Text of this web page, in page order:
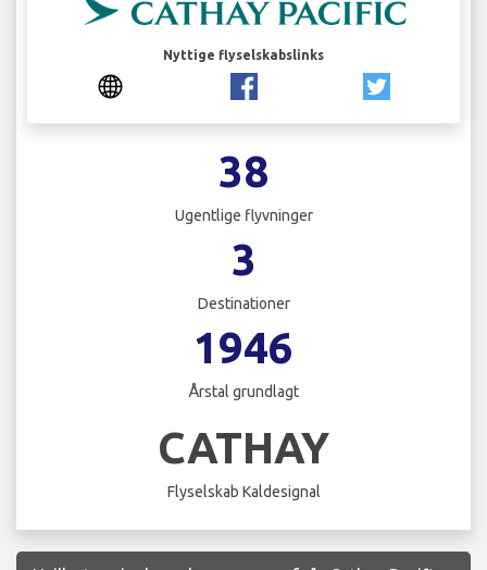
Nyttige flyselskabslinks
38
Ugentlige flyvninger
3
Destinationer
1946
Årstal grundlagt
CATHAY
Flyselskab Kaldesignal